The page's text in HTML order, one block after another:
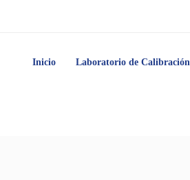
Inicio Laboratorio de Calibración